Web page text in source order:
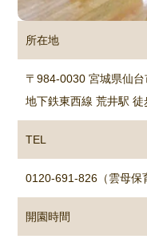
所在地
〒984-0030 宮城県仙
地下鉄東西線 荒井駅 徒
TEL
0120-691-826（雲母保
開園時間